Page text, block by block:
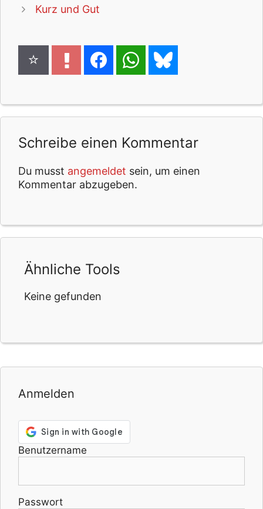
Kurz und Gut
Schreibe einen Kommentar
Du musst angemeldet sein, um einen
Kommentar abzugeben.
Ähnliche Tools
Keine gefunden
Anmelden
Benutzername
Passwort